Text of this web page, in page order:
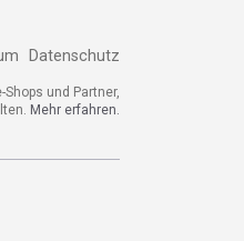
Datenschutz
Mehr erfahren.